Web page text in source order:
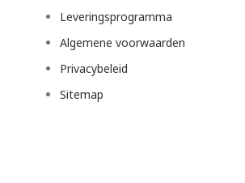
Leveringsprogramma
Algemene voorwaarden
Privacybeleid
Sitemap